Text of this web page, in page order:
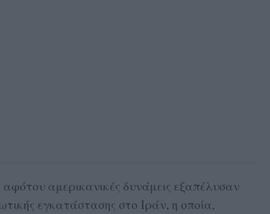
αφότου αμερικανικές δυνάμεις εξαπέλυσαν
εγκατάστασης στο Ιράν, η οποία,